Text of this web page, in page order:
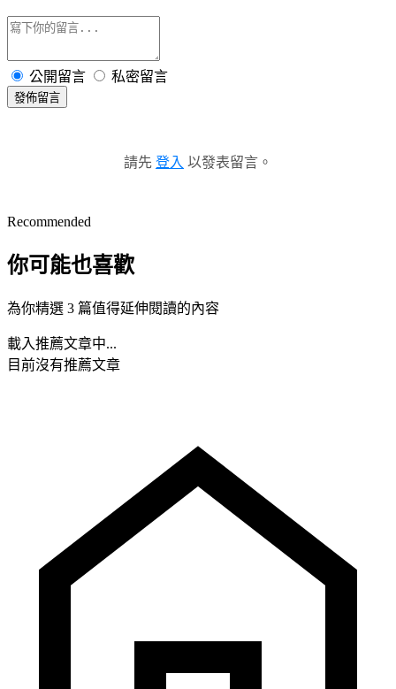
公開留言 私密留言
發佈留言
請先 登入 以發表留言。
Recommended
你可能也喜歡
為你精選 3 篇值得延伸閱讀的內容
載入推薦文章中...
目前沒有推薦文章